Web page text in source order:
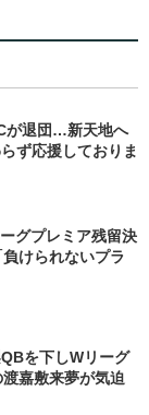
が退団…新天地へ
ず応援しておりま
グプレミア残留決
けられないプラ
を下しWリーグ
嘉敷来夢が気迫